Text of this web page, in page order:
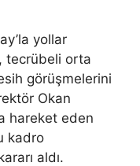
yollar
tecrübeli orta
görüşmelerini
Okan
hareket eden
kadro
aldı.